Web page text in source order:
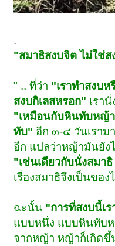
.
"สมาธิสงบจิต ไม่ใช่ส
" .. ที่ว่า "เราทำสงบ
สงบกิเลสหรอก" เรา
"เหมือนกับหินทับหญ้
ทับ" อีก ๓-๔ วันเรา
อีก แปลว่าหญ้ามันยัง
"เช่นเดียวกับนั่งสมา
เรื่องสมาธิจึงเป็นขอ
ฉะนั้น "การที่สงบนี้เ
แบบหนึ่ง แบบหินทับ
จากหญ้า หญ้าก็เกิดขึ้